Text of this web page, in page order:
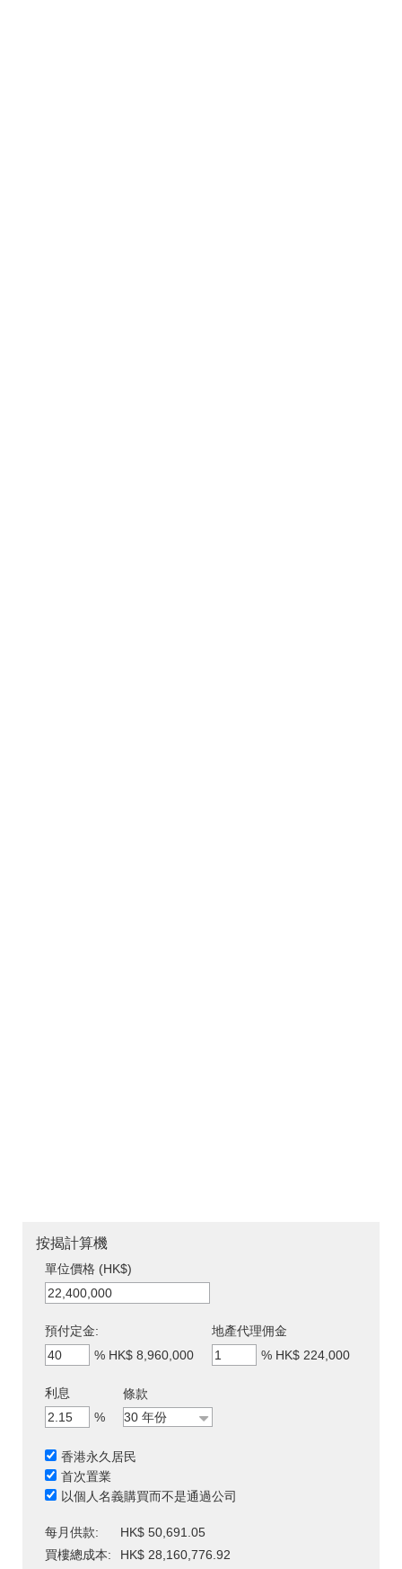
按揭計算機
單位價格 (HK$)
預付定金:
% HK$ 8,960,000
地產代理佣金
% HK$ 224,000
利息
%
條款
香港永久居民
首次置業
以個人名義購買而不是通過公司
每月供款:
HK$ 50,691.05
買樓總成本:
HK$ 28,160,776.92